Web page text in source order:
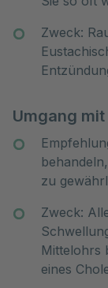
Zweck:
Umgang
zu
Zweck:
Mittelohrs
eines